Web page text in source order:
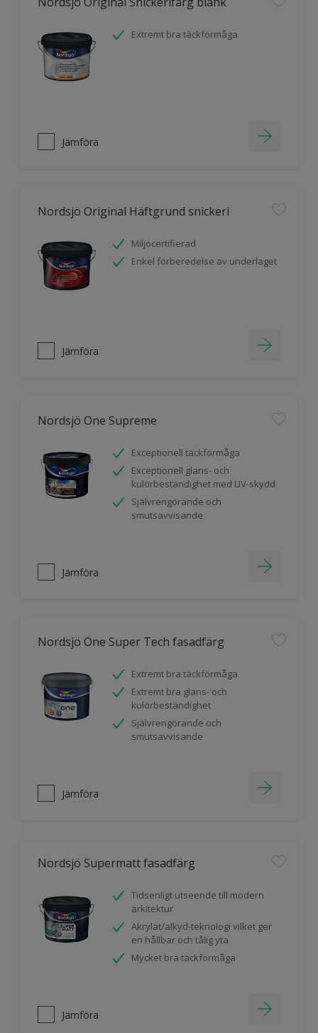
Extremt bra täckförmåga
Jämföra
Nordsjö Original Häftgrund snickeri
Miljöcertifierad
Enkel förberedelse av underlaget
Jämföra
Nordsjö One Supreme
Exceptionell täckförmåga
Exceptionell glans- och
kulörbeständighet med UV-skydd
Självrengörande och
smutsavvisande
Jämföra
Nordsjö One Super Tech fasadfärg
Extremt bra täckförmåga
Extremt bra glans- och
kulörbeständighet
Självrengörande och
smutsavvisande
Jämföra
Nordsjö Supermatt fasadfärg
Tidsenligt utseende till modern
arkitektur
Akrylat/alkyd-teknologi vilket ger
en hållbar och tålig yta
Mycket bra täckförmåga
Jämföra